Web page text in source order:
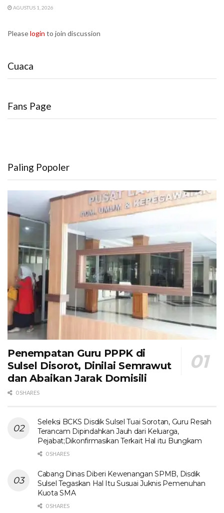
AGUSTUS 1, 2026
Pleaselogin to join discussion
Cuaca
Fans Page
Paling Popoler
Penempatan Guru PPPK di
Sulsel Disorot, Dinilai Semrawut
dan Abaikan Jarak Domisili
0 SHARES
Seleksi BCKS Disdik Sulsel Tuai Sorotan, Guru Resah
Terancam Dipindahkan Jauh dari Keluarga,
Pejabat;Dikonfirmasikan Terkait Hal itu Bungkam
0 SHARES
Cabang Dinas Diberi Kewenangan SPMB, Disdik
Sulsel Tegaskan Hal Itu Susuai Juknis Pemenuhan
Kuota SMA
0 SHARES